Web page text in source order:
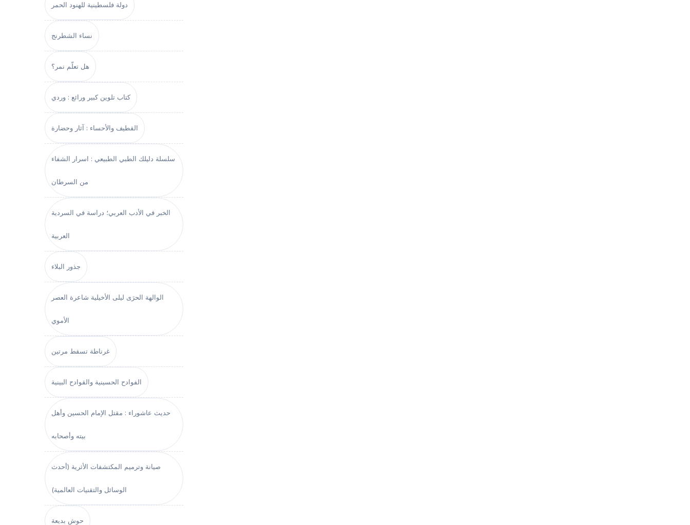
دولة فلسطينية للهنود الحمر
نساء الشطرنج
هل تعلّم نمر؟
كتاب تلوين كبير ورائع : وردي
القطيف والأحساء : آثار وحضارة
سلسلة دليلك الطبي الطبيعي : اسرار الشفاء
من السرطان
الخبر في الأدب العربي؛ دراسة في السردية
العربية
جذور البلاء
الوالهة الحرَى ليلى الأخيلية شاعرة العصر
الأموي
غرناطة تسقط مرتين
الفوادح الحسينية والقوادح البينية
حديث عاشوراء : مقتل الإمام الحسين وأهل
بيته وأصحابه
صيانة وترميم المكتشفات الأثرية (أحدث
الوسائل والتقنيات العالمية)
حوش بديعة